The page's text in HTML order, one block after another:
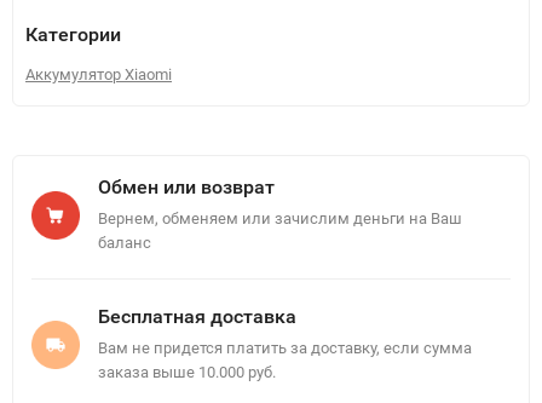
Категории
Аккумулятор Xiaomi
Обмен или возврат
Вернем, обменяем или зачислим деньги на Ваш
баланс
Бесплатная доставка
Вам не придется платить за доставку, если сумма
заказа выше 10.000 руб.